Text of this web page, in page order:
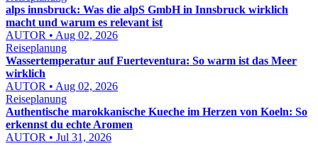
alps innsbruck: Was die alpS GmbH in Innsbruck wirklich
macht und warum es relevant ist
AUTOR • Aug 02, 2026
Reiseplanung
Wassertemperatur auf Fuerteventura: So warm ist das Meer
wirklich
AUTOR • Aug 02, 2026
Reiseplanung
Authentische marokkanische Kueche im Herzen von Koeln: So
erkennst du echte Aromen
AUTOR • Jul 31, 2026